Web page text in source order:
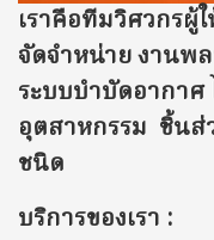
เราคือทีมวิศวกร
จัดจำหน่าย งานพ
ระบบบำบัดอากาศ
อุตสาหกรรม ชิ้นส่
ชนิด
บริการของเรา :